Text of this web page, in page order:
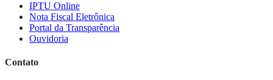
IPTU Online
Nota Fiscal Eletrônica
Portal da Transparência
Ouvidoria
Contato